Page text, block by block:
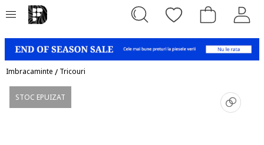
Imbracaminte / Tricouri
STOC EPUIZAT